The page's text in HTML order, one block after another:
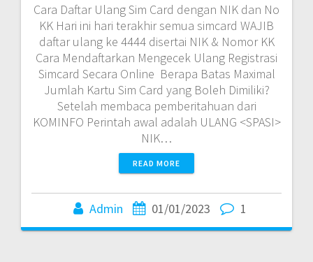
Cara Daftar Ulang Sim Card dengan NIK dan No
KK Hari ini hari terakhir semua simcard WAJIB
daftar ulang ke 4444 disertai NIK & Nomor KK
Cara Mendaftarkan Mengecek Ulang Registrasi
Simcard Secara Online Berapa Batas Maximal
Jumlah Kartu Sim Card yang Boleh Dimiliki?
Setelah membaca pemberitahuan dari
KOMINFO Perintah awal adalah ULANG <SPASI>
NIK…
READ MORE
Admin 01/01/2023 1